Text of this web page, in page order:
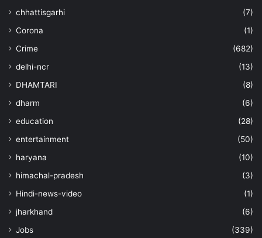
chhattisgarhi
(7)
Corona
(1)
Crime
(682)
delhi-ncr
(13)
DHAMTARI
(8)
dharm
(6)
education
(28)
entertainment
(50)
haryana
(10)
himachal-pradesh
(3)
Hindi-news-video
(1)
jharkhand
(6)
Jobs
(339)